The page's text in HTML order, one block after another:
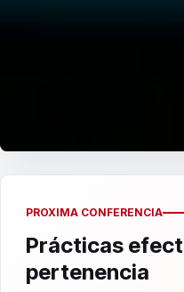
PROXIMA CONFERENCIA
Prácticas
pertenencia